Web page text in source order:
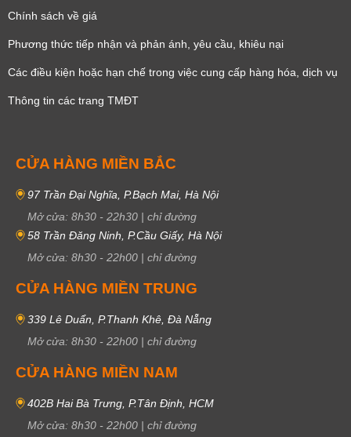
Chính sách về giá
Phương thức tiếp nhận và phản ánh, yêu cầu, khiêu nại
Các điều kiện hoặc hạn chế trong việc cung cấp hàng hóa, dịch vụ
Thông tin các trang TMĐT
CỬA HÀNG MIỀN BẮC
97 Trần Đại Nghĩa, P.Bạch Mai, Hà Nội
Mở cửa: 8h30 - 22h30 | chỉ đường
58 Trần Đăng Ninh, P.Cầu Giấy, Hà Nội
Mở cửa: 8h30 - 22h00 | chỉ đường
CỬA HÀNG MIỀN TRUNG
339 Lê Duẩn, P.Thanh Khê, Đà Nẵng
Mở cửa: 8h30 - 22h00 | chỉ đường
CỬA HÀNG MIỀN NAM
402B Hai Bà Trưng, P.Tân Định, HCM
Mở cửa: 8h30 - 22h00 | chỉ đường